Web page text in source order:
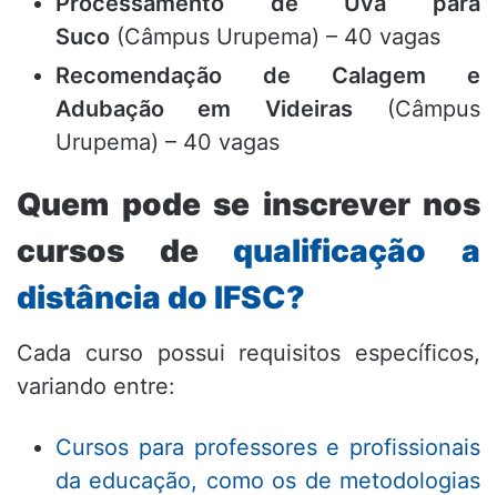
Suco (Câmpus Urupema) – 40 vagas
Recomendação de Calagem e
Adubação em Videiras (Câmpus
Urupema) – 40 vagas
Quem pode se inscrever nos
cursos de qualificação a
distância do IFSC?
Cada curso possui requisitos específicos,
variando entre:
Cursos para professores e profissionais
da educação, como os de metodologias